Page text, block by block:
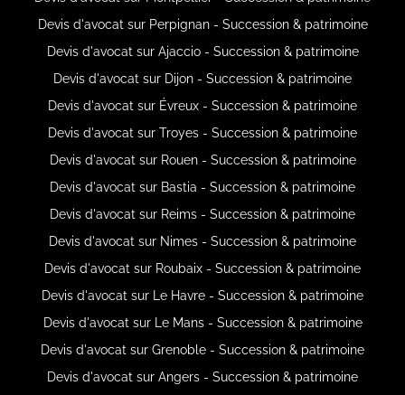
Devis d'avocat sur Perpignan - Succession & patrimoine
Devis d'avocat sur Ajaccio - Succession & patrimoine
Devis d'avocat sur Dijon - Succession & patrimoine
Devis d'avocat sur Évreux - Succession & patrimoine
Devis d'avocat sur Troyes - Succession & patrimoine
Devis d'avocat sur Rouen - Succession & patrimoine
Devis d'avocat sur Bastia - Succession & patrimoine
Devis d'avocat sur Reims - Succession & patrimoine
Devis d'avocat sur Nimes - Succession & patrimoine
Devis d'avocat sur Roubaix - Succession & patrimoine
Devis d'avocat sur Le Havre - Succession & patrimoine
Devis d'avocat sur Le Mans - Succession & patrimoine
Devis d'avocat sur Grenoble - Succession & patrimoine
Devis d'avocat sur Angers - Succession & patrimoine